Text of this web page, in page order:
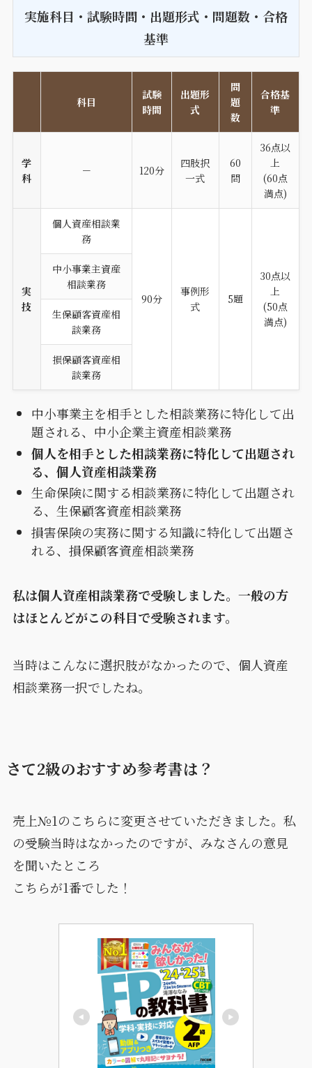
実施科目・試験時間・出題形式・問題数・合格
基準
科目
試験
時間
出題形
式
問
題
数
合格基
準
学
科
－ 120分
四肢択
一式
60
問
36点以
上
(60点
満点)
実
技
個人資産相談業
務
90分
事例形
式
5題
30点以
上
(50点
満点)
中小事業主資産
相談業務
生保顧客資産相
談業務
損保顧客資産相
談業務
中小事業主を相手とした相談業務に特化して出
題される、中小企業主資産相談業務
個人を相手とした相談業務に特化して出題され
る、個人資産相談業務
生命保険に関する相談業務に特化して出題され
る、生保顧客資産相談業務
損害保険の実務に関する知識に特化して出題さ
れる、損保顧客資産相談業務
私は個人資産相談業務で受験しました。一般の方
はほとんどがこの科目で受験されます。
当時はこんなに選択肢がなかったので、個人資産
相談業務一択でしたね。
さて2級のおすすめ参考書は？
売上№1のこちらに変更させていただきました。私
の受験当時はなかったのですが、みなさんの意見
を聞いたところ
こちらが1番でした！